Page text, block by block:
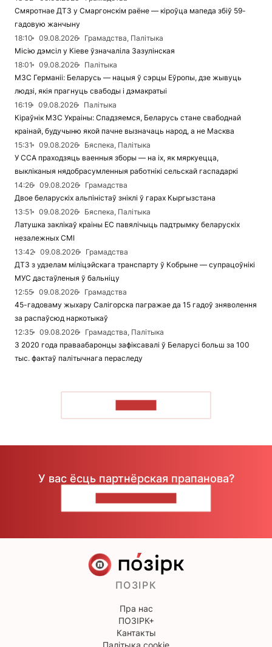
Смяротнае ДТЗ у Смаргонскім раёне — кіроўца мапеда збіў 59-
гадовую жанчыну
18:10
09.08.2026
Грамадства, Палітыка
Місію дэмсіл у Кіеве ўзначаліла Зазулінская
18:01
09.08.2026
Палітыка
МЗС Германіі: Беларусь — нацыя ў сэрцы Еўропы, дзе жывуць
людзі, якія прагнуць свабоды і дэмакратыі
16:19
09.08.2026
Палітыка
Кіраўнік МЗС Украіны: Спадзяемся, Беларусь стане свабоднай
краінай, будучыню якой пачне вызначаць народ, а не Масква
15:31
09.08.2026
Бяспека, Палітыка
У ССА праходзяць ваенныя зборы — на іх, як мяркуецца,
выкліканыя нядобрасумленныя работнікі сельскай гаспадаркі
14:26
09.08.2026
Грамадства
Двое беларускіх альпіністаў зніклі ў гарах Кыргызстана
13:51
09.08.2026
Бяспека, Палітыка
Латушка заклікаў краіны ЕС павялічыць падтрымку беларускіх
незалежных СМІ
13:42
09.08.2026
Грамадства
ДТЗ з удзелам міліцэйскага транспарту ў Кобрыне — супрацоўнікі
МУС дастаўленыя ў бальніцу
12:55
09.08.2026
Грамадства
45-гадоваму жыхару Салігорска пагражае да 15 гадоў зняволення
за распаўсюд наркотыкаў
12:35
09.08.2026
Грамадства, Палітыка
З 2020 года праваабаронцы зафіксавалі ў Беларусі больш за 100
тыс. фактаў палітычнага пераследу
У вас ёсць партнёрская прапанова?
ПОЗІРК
Пра нас
ПОЗІРК+
Кантакты
Палітыка cookie